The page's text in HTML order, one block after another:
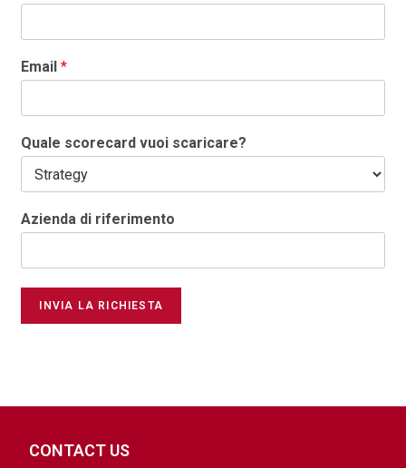
Email*
Quale scorecard vuoi scaricare?
Azienda di riferimento
INVIA LA RICHIESTA
CONTACT US